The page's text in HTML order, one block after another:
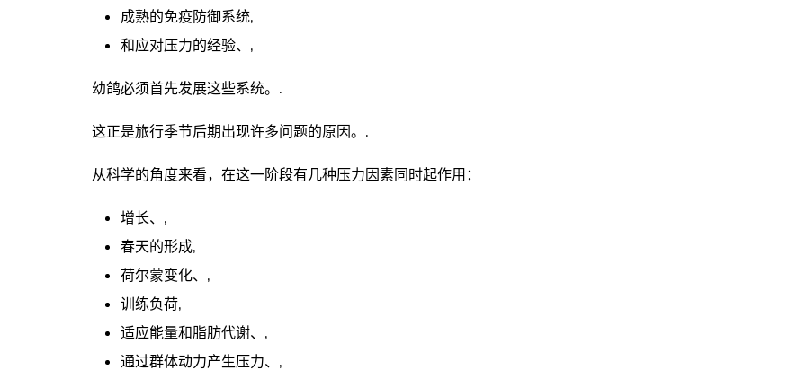
成熟的免疫防御系统,
和应对压力的经验、,
幼鸽必须首先发展这些系统。.
这正是旅行季节后期出现许多问题的原因。.
从科学的角度来看，在这一阶段有几种压力因素同时起作用：
增长、,
春天的形成,
荷尔蒙变化、,
训练负荷,
适应能量和脂肪代谢、,
通过群体动力产生压力、,